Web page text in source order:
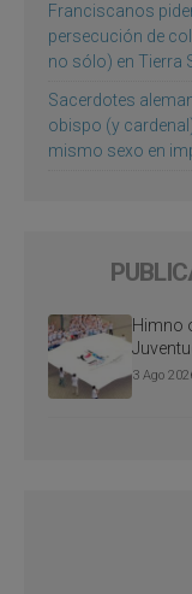
Franciscanos
persecución de
no sólo) en Tierra
Sacerdotes
obispo (y
mismo sexo en
Himno
3 Ago